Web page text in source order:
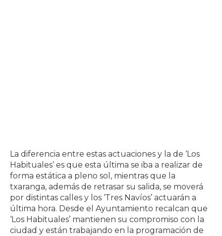
La diferencia entre estas actuaciones y la de ‘Los
Habituales’ es que esta última se iba a realizar de
forma estática a pleno sol, mientras que la
txaranga, además de retrasar su salida, se moverá
por distintas calles y los ‘Tres Navíos’ actuarán a
última hora. Desde el Ayuntamiento recalcan que
‘Los Habituales’ mantienen su compromiso con la
ciudad y están trabajando en la programación de